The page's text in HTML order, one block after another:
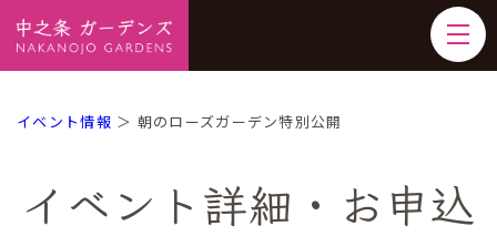
イベント情報 ＞ 朝のローズガーデン特別公開
イベント詳細・お申込